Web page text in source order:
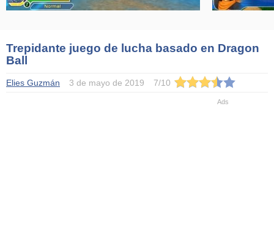
Trepidante juego de lucha basado en Dragon
Ball
Elies Guzmán 3 de mayo de 2019 7/10